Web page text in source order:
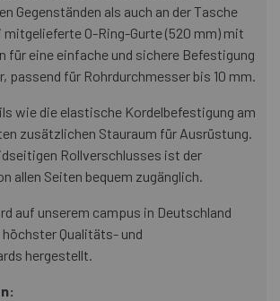
Gegenständen als auch an der Tasche
O-Ring-Gurte (520 mm) mit
für eine einfache und sichere Befestigung
passend für Rohrdurchmesser bis 10 mm.
wie die elastische Kordelbefestigung am
zusätzlichen Stauraum für Ausrüstung.
Rollverschlusses ist der
allen Seiten bequem zugänglich.
auf unserem campus in Deutschland
Qualitäts- und
hergestellt.